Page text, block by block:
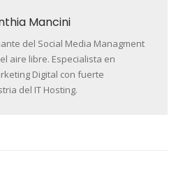
Mancini
del Social Media Managment
aire libre. Especialista en
Digital con fuerte
del IT Hosting.